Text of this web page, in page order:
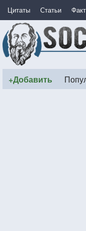
Цитаты Статьи
+Добавить